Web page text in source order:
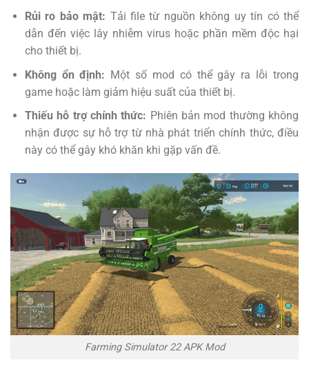
Rủi ro bảo mật: Tải file từ nguồn không uy tín có thể
dẫn đến việc lây nhiễm virus hoặc phần mềm độc hại
cho thiết bị.
Không ổn định: Một số mod có thể gây ra lỗi trong
game hoặc làm giảm hiệu suất của thiết bị.
Thiếu hỗ trợ chính thức: Phiên bản mod thường không
nhận được sự hỗ trợ từ nhà phát triển chính thức, điều
này có thể gây khó khăn khi gặp vấn đề.
Farming Simulator 22 APK Mod